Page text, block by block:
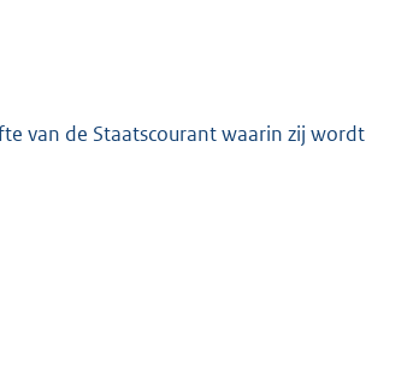
van de Staatscourant waarin zij wordt